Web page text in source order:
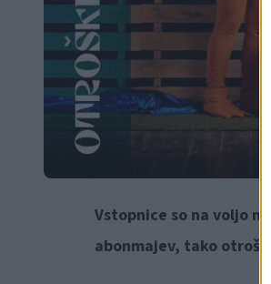
Vstopnice so na voljo na
abonmajev, tako